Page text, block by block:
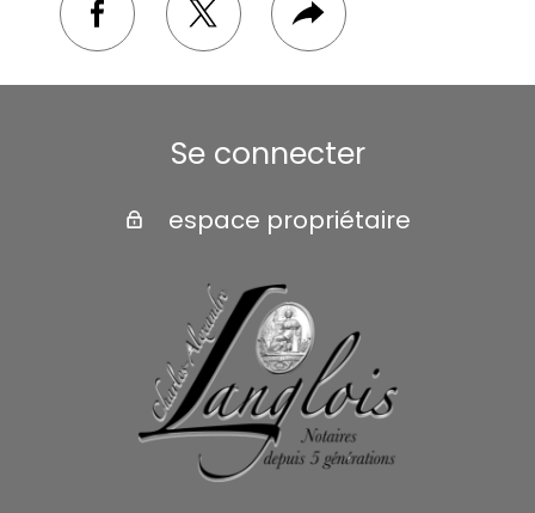
facebooktwitterPlus
de
partage
Se connecter
espace propriétaire